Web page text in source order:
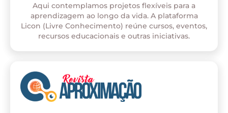
Aqui contemplamos projetos flexíveis para a
aprendizagem ao longo da vida. A plataforma
Licon (Livre Conhecimento) reúne cursos, eventos,
recursos educacionais e outras iniciativas.